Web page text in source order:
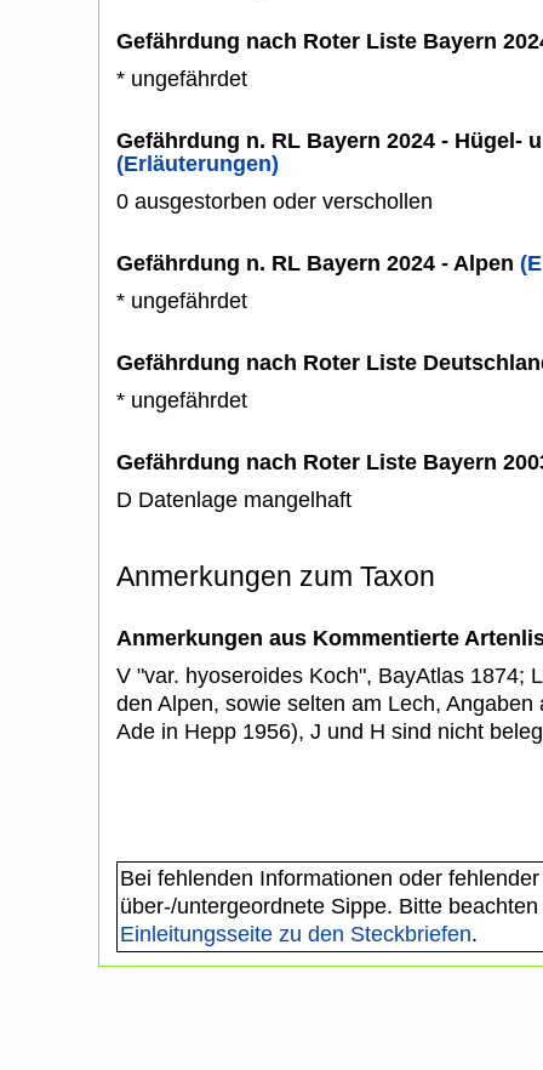
Gefährdung nach Roter Liste Bayern
* ungefährdet
Gefährdung n. RL Bayern 2024 - Hügel-
(Erläuterungen)
0 ausgestorben oder verschollen
Gefährdung n. RL Bayern 2024 - Alpen
* ungefährdet
Gefährdung nach Roter Liste
* ungefährdet
Gefährdung nach Roter Liste Bayern
D Datenlage mangelhaft
Anmerkungen zum Taxon
Anmerkungen aus Kommentierte
V "var. hyoseroides Koch", BayAtlas 1874;
den Alpen, sowie selten am Lech,
Ade in Hepp 1956), J und H sind nicht
Bei fehlenden Informationen oder
über-/untergeordnete Sippe. Bitte
Einleitungsseite zu den Steckbriefen.